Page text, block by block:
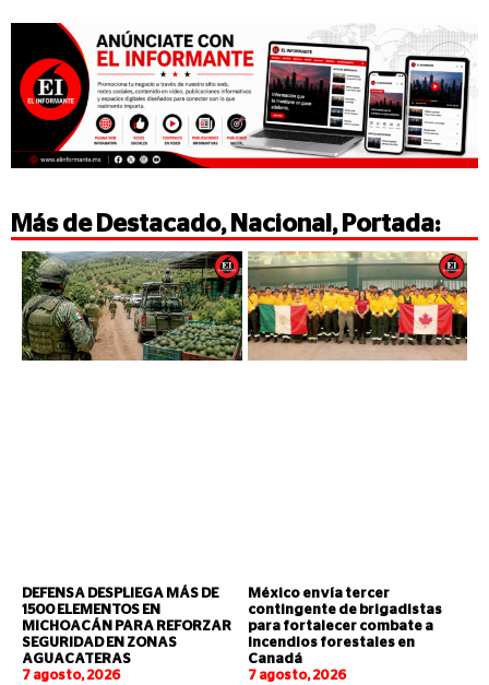
Más de Destacado, Nacional , Portada:
DEFENSA DESPLIEGA MÁS DE
1500 ELEMENTOS EN
MICHOACÁN PARA REFORZAR
SEGURIDAD EN ZONAS
AGUACATERAS
7 agosto, 2026
México envía tercer
contingente de brigadistas
para fortalecer combate a
incendios forestales en
Canadá
7 agosto, 2026